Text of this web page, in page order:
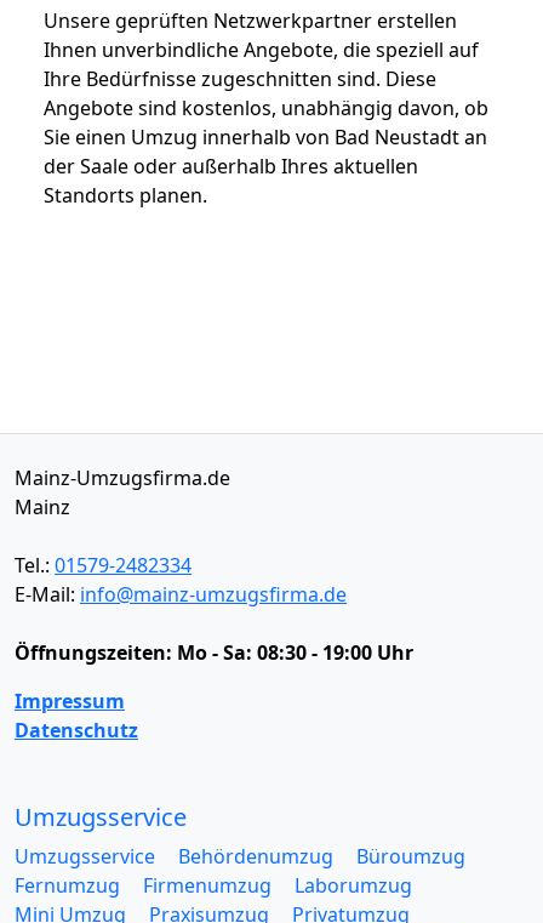
Unsere geprüften Netzwerkpartner erstellen
Ihnen unverbindliche Angebote, die speziell auf
Ihre Bedürfnisse zugeschnitten sind. Diese
Angebote sind kostenlos, unabhängig davon, ob
Sie einen Umzug innerhalb von Bad Neustadt an
der Saale oder außerhalb Ihres aktuellen
Standorts planen.
Mainz-Umzugsfirma.de
Mainz
Tel.: 01579-2482334
E-Mail: info@mainz-umzugsfirma.de
Öffnungszeiten: Mo - Sa: 08:30 - 19:00 Uhr
Impressum
Datenschutz
Umzugsservice
Umzugsservice Behördenumzug
Büroumzug
Fernumzug
Firmenumzug
Laborumzug
Mini Umzug
Praxisumzug
Privatumzug